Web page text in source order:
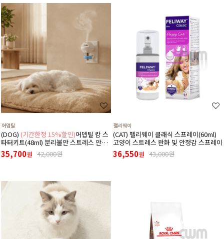
어뎁틸
(DOG) (기간한정 15%할인)어뎁틸 캄 스
타터키트(48ml) 분리불안 스트레스 안정
디퓨저 (리필+본품(훈증기)구성)
35,700원 42,000원
펠리웨이
(CAT) 펠리웨이 클래식 스프레이(60ml)
고양이 스트레스 완화 및 안정감 스프레이
36,550원 43,000원